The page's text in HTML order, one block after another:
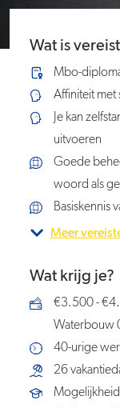
Wat is
Mbo-
Affiniteit met
Je kan
uitvoeren
Goede
woord als
Basiskennis
Meer
Wat krijg je?
€3.500 -
Waterbouw
40-urige
26
Mogelijkheid